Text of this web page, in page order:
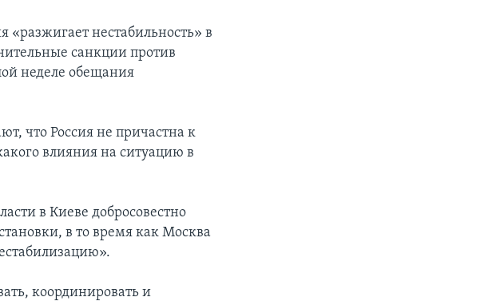
«разжигает нестабильность» в
санкции против
неделе обещания
что Россия не причастна к
влияния на ситуацию в
в Киеве добросовестно
в то время как Москва
координировать и